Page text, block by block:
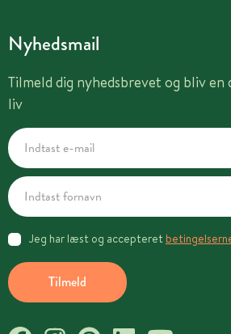
Nyhedsmail
Tilmeld dig nyhedsbrevet og bliv en
liv
Tilmeld
Jeg har læst og accepteret